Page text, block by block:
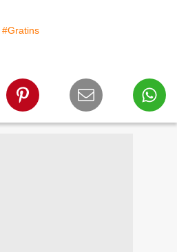
#Gratins